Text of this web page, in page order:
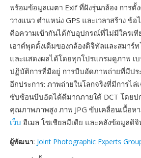
พร้อมข้อมูลเมตา Exif ที่ฝังรุ่นกล้อง การตั้
วางแนว ตำแหน่ง GPS และเวลาสร้าง ข้
คือความเข้ากันได้กับอุปกรณ์ที่ไม่มีใครเ
เอาต์พุตดั้งเดิมของกล้องดิจิทัลและสมาร์
และแสดงผลได้โดยทุกโปรแกรมดูภาพ เบ
ปฏิบัติการที่มีอยู่ การบีบอัดภาพถ่ายที่มีป
อีกประการ: ภาพถ่ายในโลกจริงที่มีการไ
ซับซ้อนบีบอัดได้ดีมากภายใต้ DCT โดย
คุณภาพภาพสูง ภาพ JPG ขับเคลื่อนเนื้อ
เว็บ อีเมล โซเชียลมีเดีย และคลังข้อมูลดิ
ผู้พัฒนา: Joint Photographic Experts